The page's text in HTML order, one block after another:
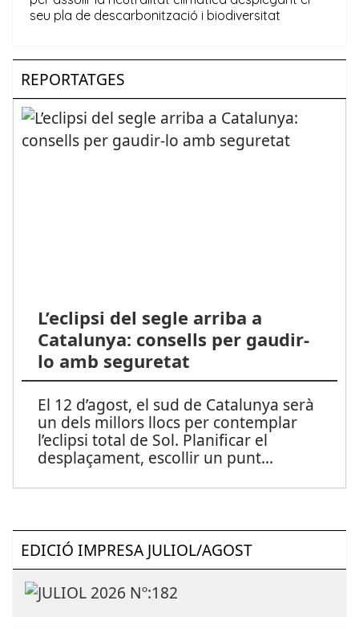
REPORTATGES
L’eclipsi del segle arriba a
Catalunya: consells per gaudir-
lo amb seguretat
El 12 d’agost, el sud de Catalunya serà
un dels millors llocs per contemplar
l’eclipsi total de Sol. Planificar el
desplaçament, escollir un punt...
EDICIÓ IMPRESA JULIOL/AGOST